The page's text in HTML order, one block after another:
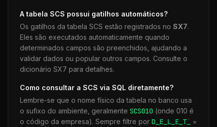
A tabela SCS possui gatilhos automáticos?
Os gatilhos da tabela SCS estão registrados no SX7.
Eles são executados automaticamente quando
determinados campos são preenchidos, ajudando a
validar dados ou popular outros campos. Consulte o
dicionário SX7 para detalhes.
Como consultar a SCS via SQL diretamente?
Lembre-se que o nome físico da tabela no banco usa
o sufixo do ambiente, geralmente SCS010 (onde 010 é
o código da empresa). Sempre filtre por D_E_L_E_T_
=